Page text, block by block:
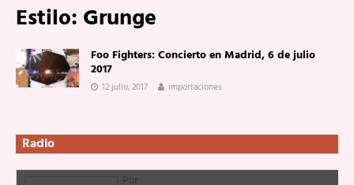
Estilo: Grunge
Foo Fighters: Concierto en Madrid, 6 de julio
2017
12 julio, 2017 importaciones
Radio